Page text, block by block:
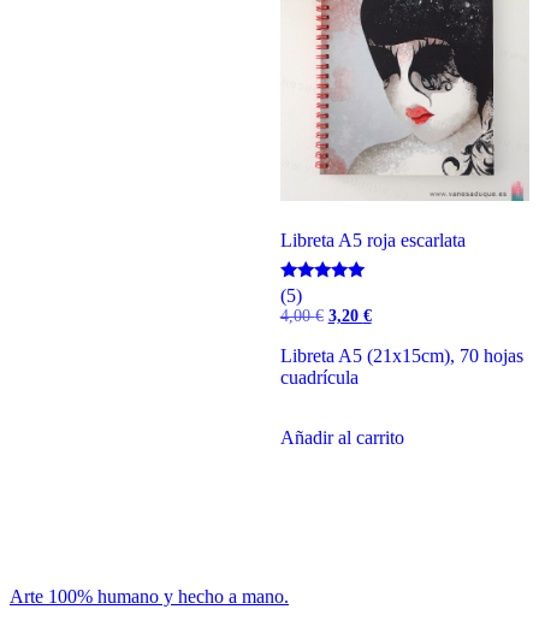
Libreta A5 roja escarlata
Valorado
con
5.00
(5)
4,00€ El
original
era:
3,20 €El
actual
Libreta A5 (21x15cm), 70 hojas
cuadrícula
Añadir al carrito
Arte 100% humano y hecho a mano.